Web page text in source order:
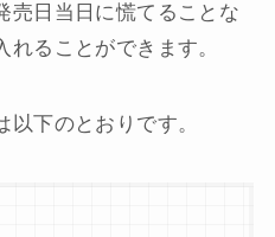
売日当日に慌てることな
れることができます。
下のとおりです。